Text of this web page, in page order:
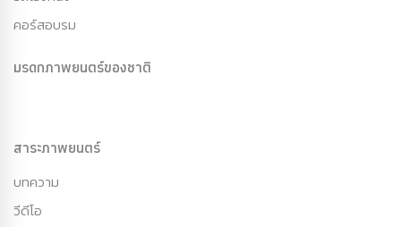
คอร์สอบรม
มรดกภาพยนตร์ของชาติ
สาระภาพยนตร์
บทความ
วีดีโอ